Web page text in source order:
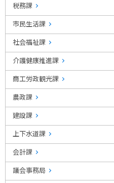
税務課
市民生活課
社会福祉課
介護健康推進課
商工労政観光課
農政課
建設課
上下水道課
会計課
議会事務局